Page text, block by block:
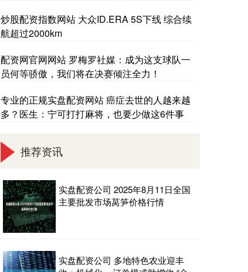
炒股配资指数网站 大众ID.ERA 5S下线 综合续
航超过2000km
配资网官网网站 罗梅罗社媒：成为这支球队一
员何等骄傲，我们将在决赛倾注全力！
专业的正规实盘配资网站 癌症去世的人越来越
多？医生：宁可打打麻将，也要少做这6件事
推荐资讯
实盘配资公司 2025年8月11日全国
主要批发市场莴笋价格行情
实盘配资公司 多地特色农业迎丰